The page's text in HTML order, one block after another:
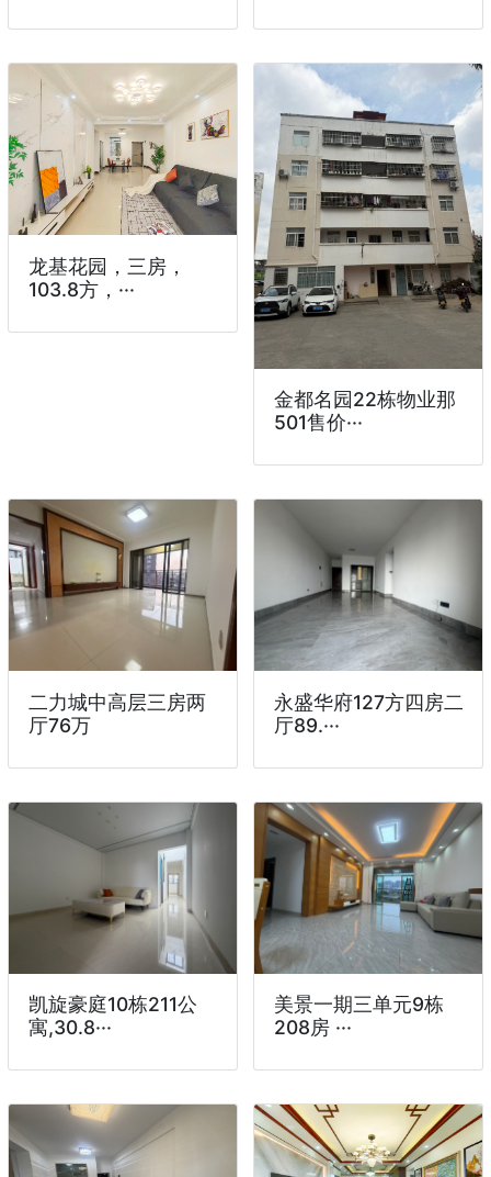
龙基花园，三房，
103.8方，···
金都名园22栋物业那
501售价···
二力城中高层三房两
厅76万
永盛华府127方四房二
厅89.···
凯旋豪庭10栋211公
寓,30.8···
美景一期三单元9栋
208房 ···